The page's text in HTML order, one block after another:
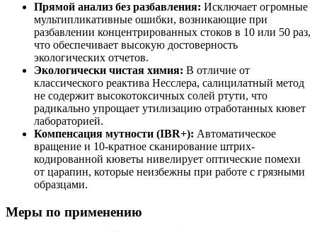
Прямой анализ без разбавления: Исключает огромные
мультипликативные ошибки, возникающие при
разбавлении концентрированных стоков в 10 или 50 раз,
что обеспечивает высокую достоверность
экологических отчетов.
Экологически чистая химия: В отличие от
классического реактива Несслера, салицилатный метод
не содержит высокотоксичных солей ртути, что
радикально упрощает утилизацию отработанных кювет
лабораторией.
Компенсация мутности (IBR+): Автоматическое
вращение и 10-кратное сканирование штрих-
кодированной кюветы нивелирует оптические помехи
от царапин, которые неизбежны при работе с грязными
образцами.
Меры по применению